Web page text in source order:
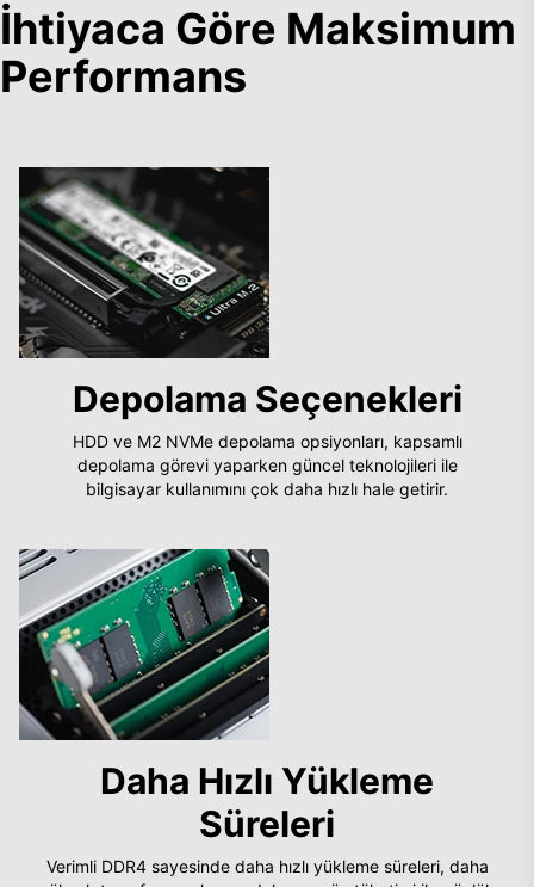
İhtiyaca Göre Maksimum
Performans
Depolama Seçenekleri
HDD ve M2 NVMe depolama opsiyonları, kapsamlı
depolama görevi yaparken güncel teknolojileri ile
bilgisayar kullanımını çok daha hızlı hale getirir.
Daha Hızlı Yükleme
Süreleri
Verimli DDR4 sayesinde daha hızlı yükleme süreleri, daha